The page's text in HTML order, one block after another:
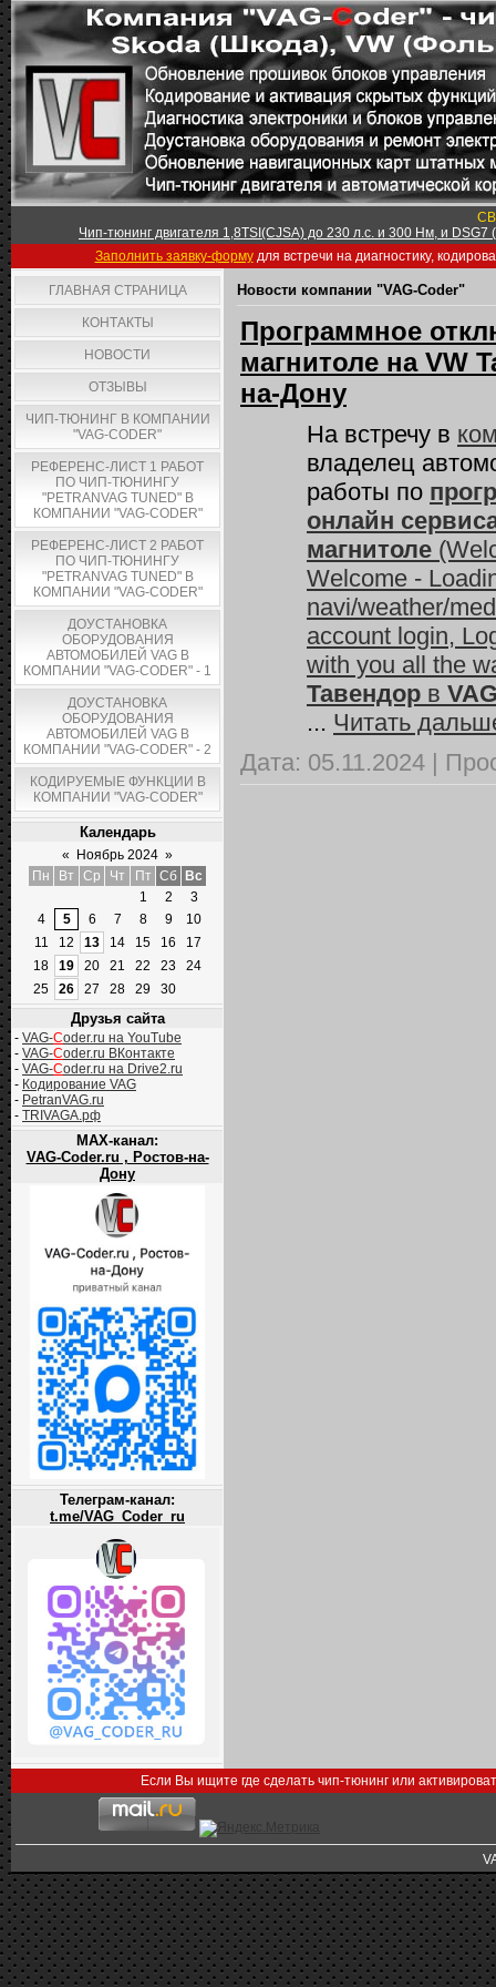
Чип-тюнинг двигателя 1,8TSI(CJSA) до 230 л.с. и 300 Нм, и
Заполнить заявку-формудля встречи на диагностику,
ГЛАВНАЯ СТРАНИЦА
КОНТАКТЫ
НОВОСТИ
ОТЗЫВЫ
ЧИП-ТЮНИНГ В КОМПАНИИ
"VAG-CODER"
РЕФЕРЕНС-ЛИСТ 1 РАБОТ
ПО ЧИП-ТЮНИНГУ
"PETRANVAG TUNED" В
КОМПАНИИ "VAG-CODER"
РЕФЕРЕНС-ЛИСТ 2 РАБОТ
ПО ЧИП-ТЮНИНГУ
"PETRANVAG TUNED" В
КОМПАНИИ "VAG-CODER"
ДОУСТАНОВКА
ОБОРУДОВАНИЯ
АВТОМОБИЛЕЙ VAG В
КОМПАНИИ "VAG-CODER" - 1
ДОУСТАНОВКА
ОБОРУДОВАНИЯ
АВТОМОБИЛЕЙ VAG В
КОМПАНИИ "VAG-CODER" - 2
КОДИРУЕМЫЕ ФУНКЦИИ В
КОМПАНИИ "VAG-CODER"
Календарь
« Ноябрь 2024 »
Пн
Вт Ср Чт Пт Сб
Вс
1
2
3
4
5 6 7 8 9
10
11
12 13 14 15 16
17
18
19 20 21 22 23
24
25
26 27 28 29 30
Друзья сайта
- VAG-Coder.ru на YouTube
- VAG-Coder.ru ВКонтакте
- VAG-Coder.ru на Drive2.ru
- Кодирование VAG
- PetranVAG.ru
- TRIVAGA.рф
MAX-канал:
VAG-Coder.ru , Ростов-на-
Дону
Телеграм-канал:
t.me/VAG_Coder_ru
Новости компании "VAG-Coder"
Программное
магнитоле на VW
на-Дону
На встречу в
владелец
работы по
онлайн
магнитоле
Welcome -
navi/weather/
account login,
with you all the
Тавендор в
... Читать
Дата: 05.11.2024 |
Если Вы ищите где сделать чип-тюнинг или